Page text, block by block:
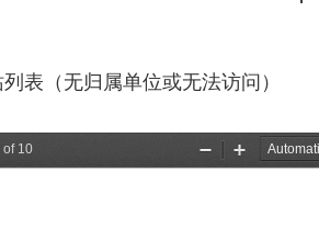
表（无归属单位或无法访问）